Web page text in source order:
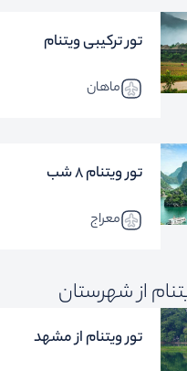
تور ترکیبی ویتنام
ماهان
تور ویتنام 8 شب
معراج
از شهرستان
تور ویتنام از مشهد